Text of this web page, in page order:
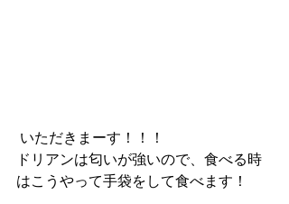
いただきまーす！！！
ドリアンは匂いが強いので、食べる時
はこうやって手袋をして食べます！